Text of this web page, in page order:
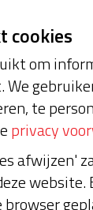
mee?
cookies
om
te
privacy
afwijzen'
browser